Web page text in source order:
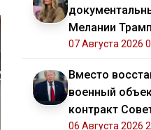
Мелании Трамп
07 Августа 2026
Вместо
военный
контракт
Газе
06 Августа 2026